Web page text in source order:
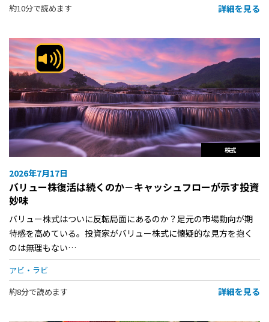
約10分で読めます
詳細を見る
株式
2026年7月17日
バリュー株復活は続くのか－キャッシュフローが示す投資
妙味
バリュー株式はついに反転局面にあるのか？足元の市場動向が期
待感を高めている。投資家がバリュー株式に懐疑的な見方を抱く
のは無理もない…
アビ・ラビ
約8分で読めます
詳細を見る